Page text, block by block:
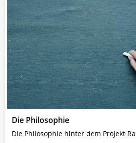
Die Philosophie
Die Philosophie hinter dem Projekt